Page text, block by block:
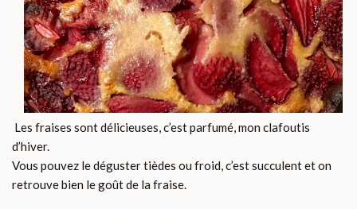
Les fraises sont délicieuses, c’est parfumé, mon clafoutis
d’hiver.
Vous pouvez le déguster tièdes ou froid, c’est succulent et on
retrouve bien le goût de la fraise.